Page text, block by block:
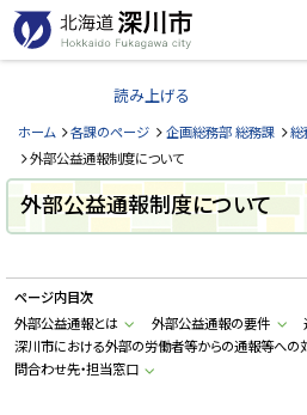
本
文
へ
ー
北
道
深
川
市
H
k
a
d
o
F
u
読み上げる
ホーム 各課のページ 企画総務部 総務課
総
外部公益通報制度について
外部公益通報制度について
ページ内目次
外部公益通報とは
外部公益通報の要件
深川市における外部の労働者等からの通報等への
問合わせ先・担当窓口